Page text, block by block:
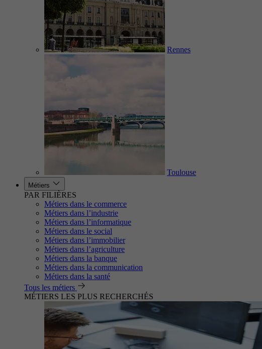
Rennes
Toulouse
Métiers
PAR FILIÈRES
Métiers dans le commerce
Métiers dans l’industrie
Métiers dans l’informatique
Métiers dans le social
Métiers dans l’immobilier
Métiers dans l’agriculture
Métiers dans la banque
Métiers dans la communication
Métiers dans la santé
Tous les métiers
MÉTIERS LES PLUS RECHERCHÉS